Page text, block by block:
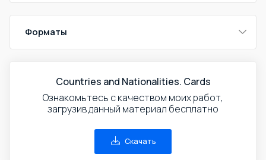
Форматы
Countries and Nationalities. Cards
Ознакомьтесь с качеством моих работ,
загрузив данный материал бесплатно
Скачать